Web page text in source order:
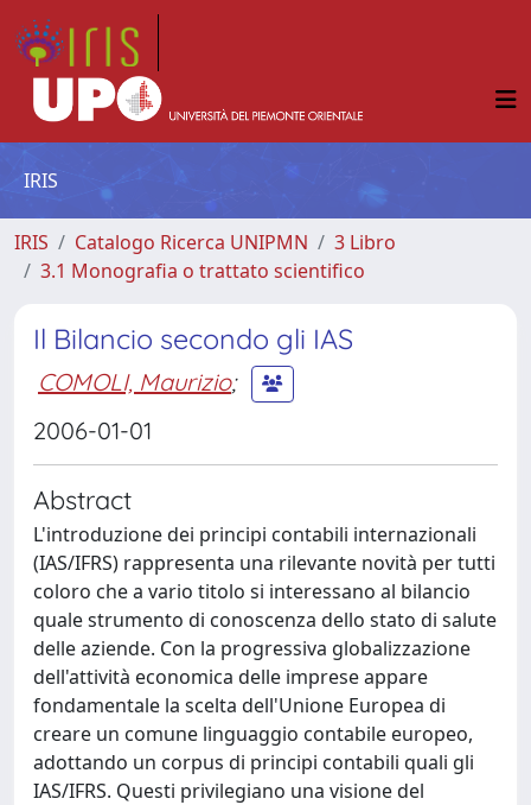
IRIS
IRIS Catalogo Ricerca UNIPMN
3 Libro
3.1 Monografia o trattato scientifico
Il Bilancio secondo gli IAS
COMOLI, Maurizio;
2006-01-01
Abstract
L'introduzione dei principi contabili internazionali
(IAS/IFRS) rappresenta una rilevante novità per tutti
coloro che a vario titolo si interessano al bilancio
quale strumento di conoscenza dello stato di salute
delle aziende. Con la progressiva globalizzazione
dell'attività economica delle imprese appare
fondamentale la scelta dell'Unione Europea di
creare un comune linguaggio contabile europeo,
adottando un corpus di principi contabili quali gli
IAS/IFRS. Questi privilegiano una visione del